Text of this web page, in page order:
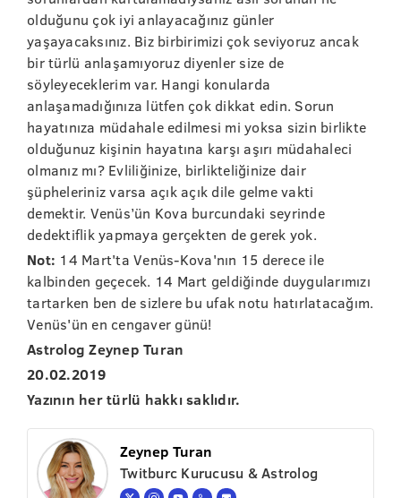
olduğunu çok iyi anlayacağınız günler
yaşayacaksınız. Biz birbirimizi çok seviyoruz ancak
bir türlü anlaşamıyoruz diyenler size de
söyleyeceklerim var. Hangi konularda
anlaşamadığınıza lütfen çok dikkat edin. Sorun
hayatınıza müdahale edilmesi mi yoksa sizin birlikte
olduğunuz kişinin hayatına karşı aşırı müdahaleci
olmanız mı? Evliliğinize, birlikteliğinize dair
şüpheleriniz varsa açık açık dile gelme vakti
demektir. Venüs’ün Kova burcundaki seyrinde
dedektiflik yapmaya gerçekten de gerek yok.
Not: 14 Mart'ta Venüs-Kova'nın 15 derece ile
kalbinden geçecek. 14 Mart geldiğinde duygularımızı
tartarken ben de sizlere bu ufak notu hatırlatacağım.
Venüs'ün en cengaver günü!
Astrolog Zeynep Turan
20.02.2019
Yazının her türlü hakkı saklıdır.
Zeynep Turan
Twitburc Kurucusu & Astrolog